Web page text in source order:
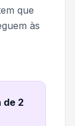
que
às
de 2